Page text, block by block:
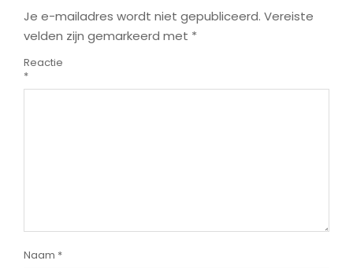
Je e-mailadres wordt niet gepubliceerd. Vereiste
velden zijn gemarkeerd met *
Reactie
*
Naam *